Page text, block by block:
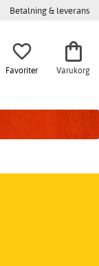
Betalning & leverans
Favoriter Varukorg